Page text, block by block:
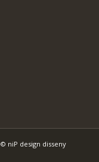
© niP design disseny